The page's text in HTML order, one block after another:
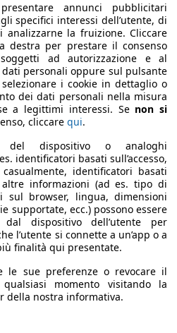
annunci pubblicitari
specifici interessi dell’utente, di
analizzarne la fruizione. Cliccare
destra per prestare il consenso
ad autorizzazione e al
personali oppure sul pulsante
i cookie in dettaglio o
dei dati personali nella misura
a legittimi interessi. Se non si
cliccare qui.
del dispositivo o analoghi
identificatori basati sull’accesso,
identificatori basati
informazioni (ad es. tipo di
sul browser, lingua, dimensioni
supportate, ecc.) possono essere
dispositivo dell’utente per
l’utente si connette a un’app o a
finalità qui presentate.
le sue preferenze o revocare il
momento visitando la
della nostra informativa.